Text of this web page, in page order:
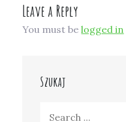
Leave a Reply
You must belogged in
Szukaj